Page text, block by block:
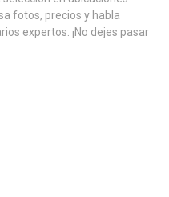
fotos, precios y habla
expertos. ¡No dejes pasar